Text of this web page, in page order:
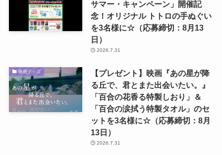
サマー・キャンペーン」開催記
念！オリジナル トトロの手ぬぐい
を3名様に☆（応募締切：8月13
日）
2026.7.31
映画グッズ
【プレゼント】映画『あの星が降
る丘で、君とまた出会いたい。』
「百合の花香る特製しおり」＆
「百合の涙拭う特製タオル」のセ
ットを3名様に☆（応募締切：8月
13日）
2026.7.31